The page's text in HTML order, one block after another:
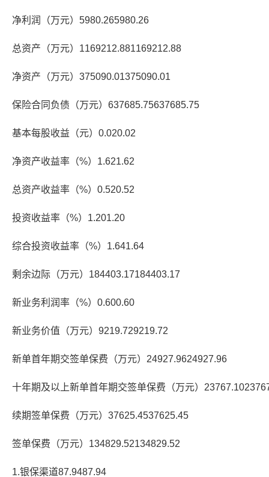
净利润（万元）5980.265980.26
总资产（万元）1169212.881169212.88
净资产（万元）375090.01375090.01
保险合同负债（万元）637685.75637685.75
基本每股收益（元）0.020.02
净资产收益率（%）1.621.62
总资产收益率（%）0.520.52
投资收益率（%）1.201.20
综合投资收益率（%）1.641.64
剩余边际（万元）184403.17184403.17
新业务利润率（%）0.600.60
新业务价值（万元）9219.729219.72
新单首年期交签单保费（万元）24927.9624927.96
十年期及以上新单首年期交签单保费（万元）
续期签单保费（万元）37625.4537625.45
签单保费（万元）134829.52134829.52
1.银保渠道87.9487.94